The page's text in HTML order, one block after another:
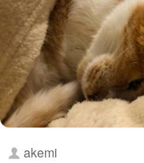
akemi